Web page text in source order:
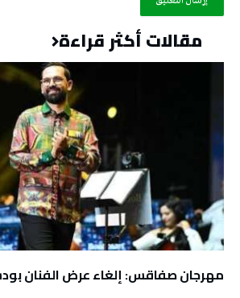
مقالات أكثر قراءة
مهرجان صفاقس: إلغاء عرض الفنان